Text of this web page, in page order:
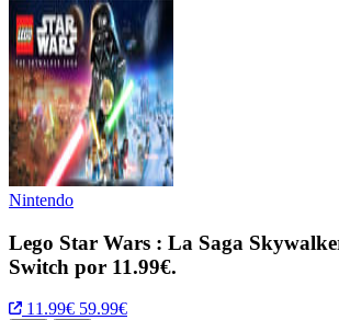
Nintendo
Lego Star Wars : La Saga
Switch por 11.99€.
11.99€ 59.99€